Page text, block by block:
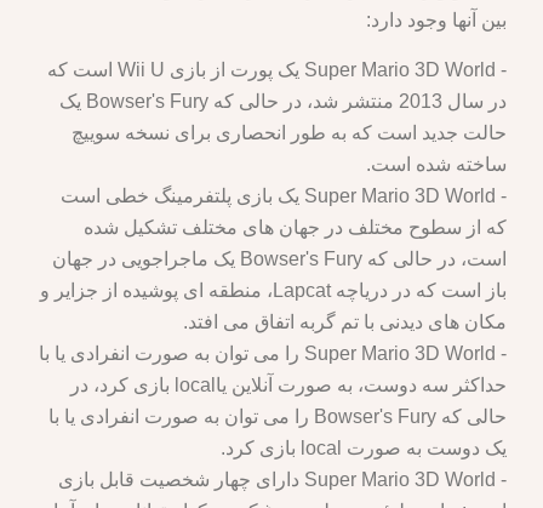
بین آنها وجود دارد:
- Super Mario 3D World یک پورت از بازی Wii U است که
در سال 2013 منتشر شد، در حالی که Bowser's Fury یک
حالت جدید است که به طور انحصاری برای نسخه سوییچ
ساخته شده است.
- Super Mario 3D World یک بازی پلتفرمینگ خطی است
که از سطوح مختلف در جهان های مختلف تشکیل شده
است، در حالی که Bowser's Fury یک ماجراجویی در جهان
باز است که در دریاچه Lapcat، منطقه ای پوشیده از جزایر و
مکان های دیدنی با تم گربه اتفاق می افتد.
- Super Mario 3D World را می توان به صورت انفرادی یا با
حداکثر سه دوست، به صورت آنلاین یاlocal بازی کرد، در
حالی که Bowser's Fury را می توان به صورت انفرادی یا با
یک دوست به صورت local بازی کرد.
- Super Mario 3D World دارای چهار شخصیت قابل بازی